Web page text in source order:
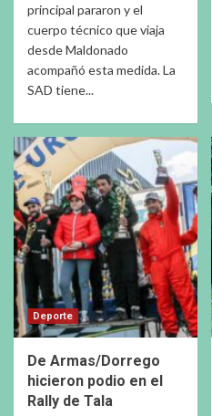
principal pararon y el
cuerpo técnico que viaja
desde Maldonado
acompañó esta medida. La
SAD tiene...
Deporte
De Armas/Dorrego
hicieron podio en el
Rally de Tala